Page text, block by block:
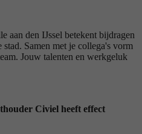
aan den IJssel betekent bijdragen
Samen met je collega's vorm
Jouw talenten en werkgeluk
Civiel heeft effect